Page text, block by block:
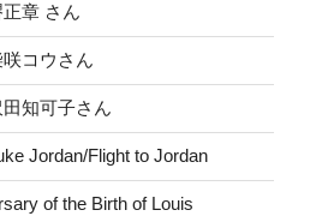
章 さん
コウさん
知可子さん
Jordan/Flight to Jordan
of the Birth of Louis